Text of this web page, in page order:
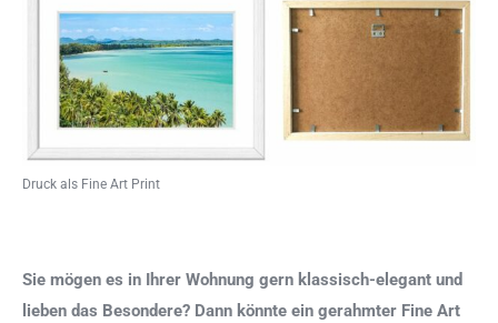
Druck als Fine Art Print
Sie mögen es in Ihrer Wohnung gern klassisch-elegant und
lieben das Besondere? Dann könnte ein gerahmter Fine Art